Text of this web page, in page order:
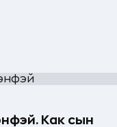
Как сын